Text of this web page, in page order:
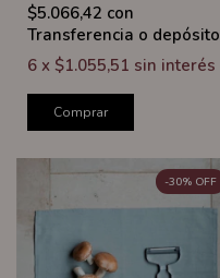
$5.066,42 con
Transferencia o depósito
6 x $1.055,51 sin interés
Comprar
-30% OFF